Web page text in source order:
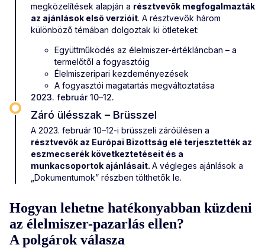
megközelítések alapján a résztvevők megfogalmazták
az ajánlások első verzióit. A résztvevők három
különböző témában dolgoztak ki ötleteket:
Együttműködés az élelmiszer-értékláncban – a
termelőtől a fogyasztóig
Élelmiszeripari kezdeményezések
A fogyasztói magatartás megváltoztatása
2023. február 10–12.
Záró ülésszak – Brüsszel
A 2023. február 10–12-i brüsszeli záróülésen a
résztvevők az Európai Bizottság elé terjesztették az
eszmecserék következtetéseit és a
munkacsoportok ajánlásait. A végleges ajánlások a
„Dokumentumok” részben tölthetők le.
Hogyan lehetne hatékonyabban küzdeni
az élelmiszer-pazarlás ellen?
A polgárok válasza